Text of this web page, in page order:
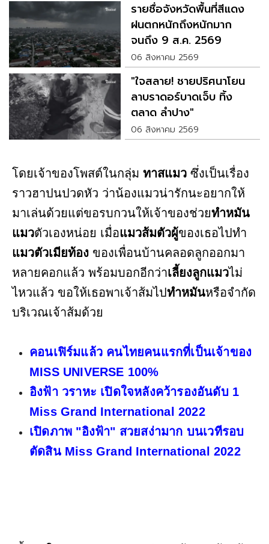
รายชื่อจังหวัดพื้นที่สีแดง
ฝนตกหนักถึงหนักมาก
จนถึง 9 ส.ค. 2569
06 สิงหาคม 2569
"ใจสลาย! ชายปริศนาโยน
ลาบราดอร์บาดเจ็บ ทิ้ง
ตลาด ลำปาง"
06 สิงหาคม 2569
โดยเจ้าของโพสต์ในกลุ่ม ทาสแมว ซึ่งเป็นเรื่อง
ราวฮาปนปวดหัว ว่าน้องแมวน่ารักนะอยากให้
มาเล่นด้วยแต่ขอรบกวนให้เจ้าของช่วยทำหมัน
แมวตัวเองหน่อย เมื่อแมวส้มตัวผู้ของเธอไปทำ
แมวตัวเมียท้อง ของเพื่อนบ้านคลอดลูกออกมา
หลายคอกแล้ว พร้อมบอกอีกว่าเลี้ยงลูกแมวไม่
ไหวแล้ว ขอให้เธอพาเจ้าส้มไปทำหมันหรือจำกัด
บริเวณเจ้าส้มด้วย
คอนเฟิร์มแล้ว คนไทยคนแรกที่เป็นเจ้าของ
MISS UNIVERSE 100%
อิงฟ้า วราหะ เปิดใจหลังคว้ารองอันดับ 1
Miss Grand International 2022
เปิดภาพ "อิงฟ้า" สวยสง่ามาก บนเวทีรอบ
ตัดสิน Miss Grand International 2022